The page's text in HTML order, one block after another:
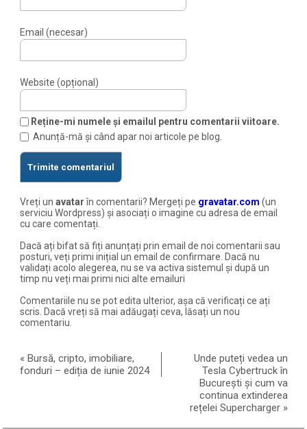
Email (necesar)
Website (opțional)
Reține-mi numele și emailul pentru comentarii viitoare.
Anunță-mă și când apar noi articole pe blog.
Vreți unavatarîn comentarii? Mergeți pe gravatar.com (un
serviciu Wordpress) și asociați o imagine cu adresa de email
cu care comentați.
Dacă ați bifat să fiți anunțați prin email de noi comentarii sau
posturi, veți primi inițial un email de confirmare. Dacă nu
validați acolo alegerea, nu se va activa sistemul și după un
timp nu veți mai primi nici alte emailuri
Comentariile nu se pot edita ulterior, așa că verificați ce ați
scris. Dacă vreți să mai adăugați ceva, lăsați un nou
comentariu.
«Bursă, cripto, imobiliare,
fonduri – ediția de iunie 2024
Unde puteți vedea un
Tesla Cybertruck în
București și cum va
continua extinderea
rețelei Supercharger »